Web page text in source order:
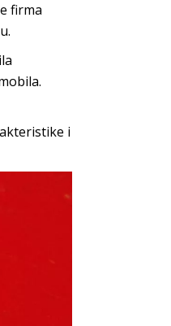
firma
i